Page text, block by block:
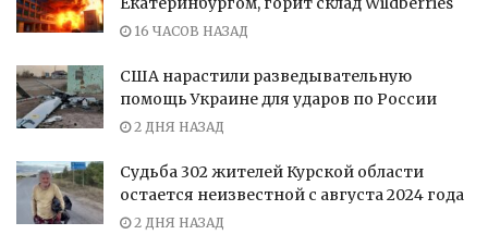
16 ЧАСОВ НАЗАД
США нарастили разведывательную
помощь Украине для ударов по России
2 ДНЯ НАЗАД
Судьба 302 жителей Курской области
остается неизвестной с августа 2024 года
2 ДНЯ НАЗАД